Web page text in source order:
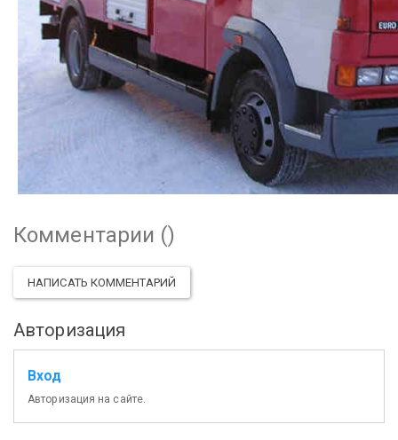
Комментарии ()
НАПИСАТЬ КОММЕНТАРИЙ
Авторизация
Вход
Авторизация на сайте.